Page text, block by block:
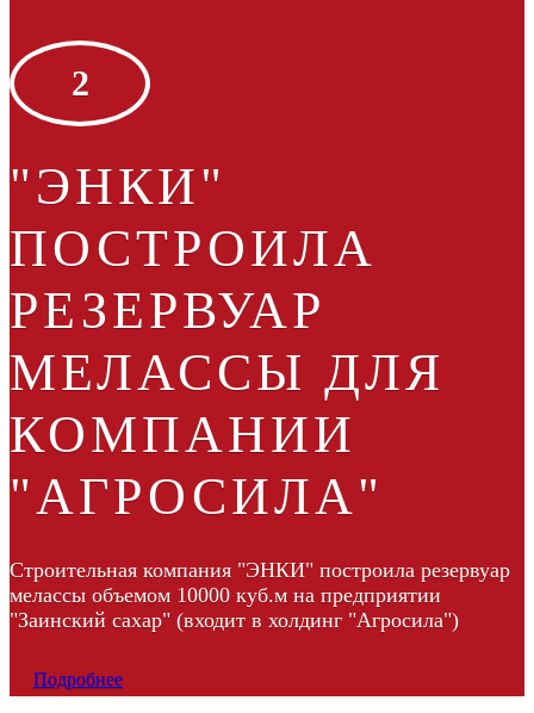
2
"ЭНКИ"
ПОСТРОИЛА
РЕЗЕРВУАР
МЕЛАССЫ ДЛЯ
КОМПАНИИ
"АГРОСИЛА"
Строительная компания "ЭНКИ" построила резервуар
мелассы объемом 10000 куб.м на предприятии
"Заинский сахар" (входит в холдинг "Агросила")
Подробнее